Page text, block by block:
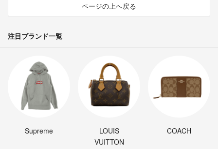
ページの上へ戻る
注目ブランド一覧
Supreme
LOUIS
VUITTON
COACH